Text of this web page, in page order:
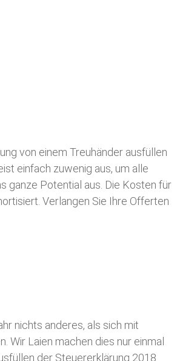
von einem Treuhänder ausfüllen
einfach zuwenig aus, um alle
ganze Potential aus. Die Kosten für
Verlangen Sie Ihre Offerten
nichts anderes, als sich mit
Wir Laien machen dies nur einmal
der Steuererklärung 2018